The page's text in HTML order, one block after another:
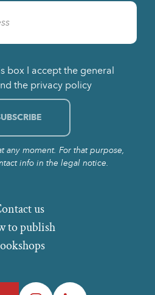
box I accept the general
the privacy policy
any moment. For that purpose,
info in the legal notice.
to publish
us
InstagramLinkedIn